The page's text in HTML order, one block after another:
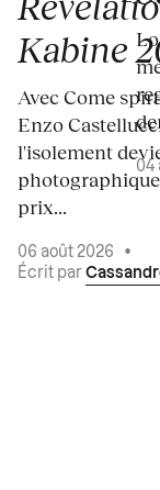
Kabine
Avec Come
Enzo
l'isolement
prix...
06 août 2026
•
Écrit par
04